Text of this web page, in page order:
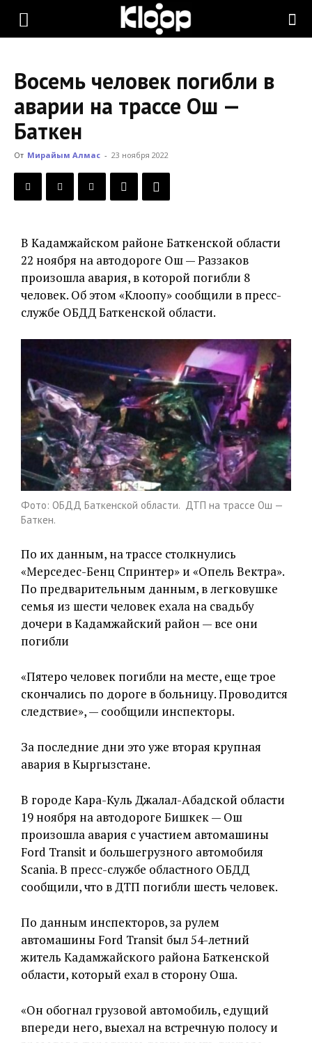
KLOOP.KG
Новости
Кыргызстана
Восемь человек погибли в
аварии на трассе Ош —
Баткен
От Мирайым Алмас - 23 ноября 2022
В Кадамжайском районе Баткенской области
22 ноября на автодороге Ош — Раззаков
произошла авария, в которой погибли 8
человек. Об этом «Клоопу» сообщили в пресс-
службе ОБДД Баткенской области.
Фото: ОБДД Баткенской области. ДТП на трассе Ош —
Баткен.
По их данным, на трассе столкнулись
«Мерседес-Бенц Спринтер» и «Опель Вектра».
По предварительным данным, в легковушке
семья из шести человек ехала на свадьбу
дочери в Кадамжайский район — все они
погибли
«Пятеро человек погибли на месте, еще трое
скончались по дороге в больницу. Проводится
следствие», — сообщили инспекторы.
За последние дни это уже вторая крупная
авария в Кыргызстане.
В городе Кара-Куль Джалал-Абадской области
19 ноября на автодороге Бишкек — Ош
произошла авария с участием автомашины
Ford Transit и большегрузного автомобиля
Scania. В пресс-службе областного ОБДД
сообщили, что в ДТП погибли шесть человек.
По данным инспекторов, за рулем
автомашины Ford Transit был 54-летний
житель Кадамжайского района Баткенской
области, который ехал в сторону Оша.
«Он обогнал грузовой автомобиль, едущий
впереди него, выехал на встречную полосу и